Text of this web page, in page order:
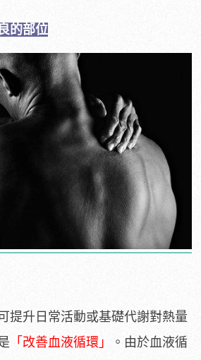
的部位
提升日常活動或基礎代謝對熱量
「改善血液循環」
。由於血液循